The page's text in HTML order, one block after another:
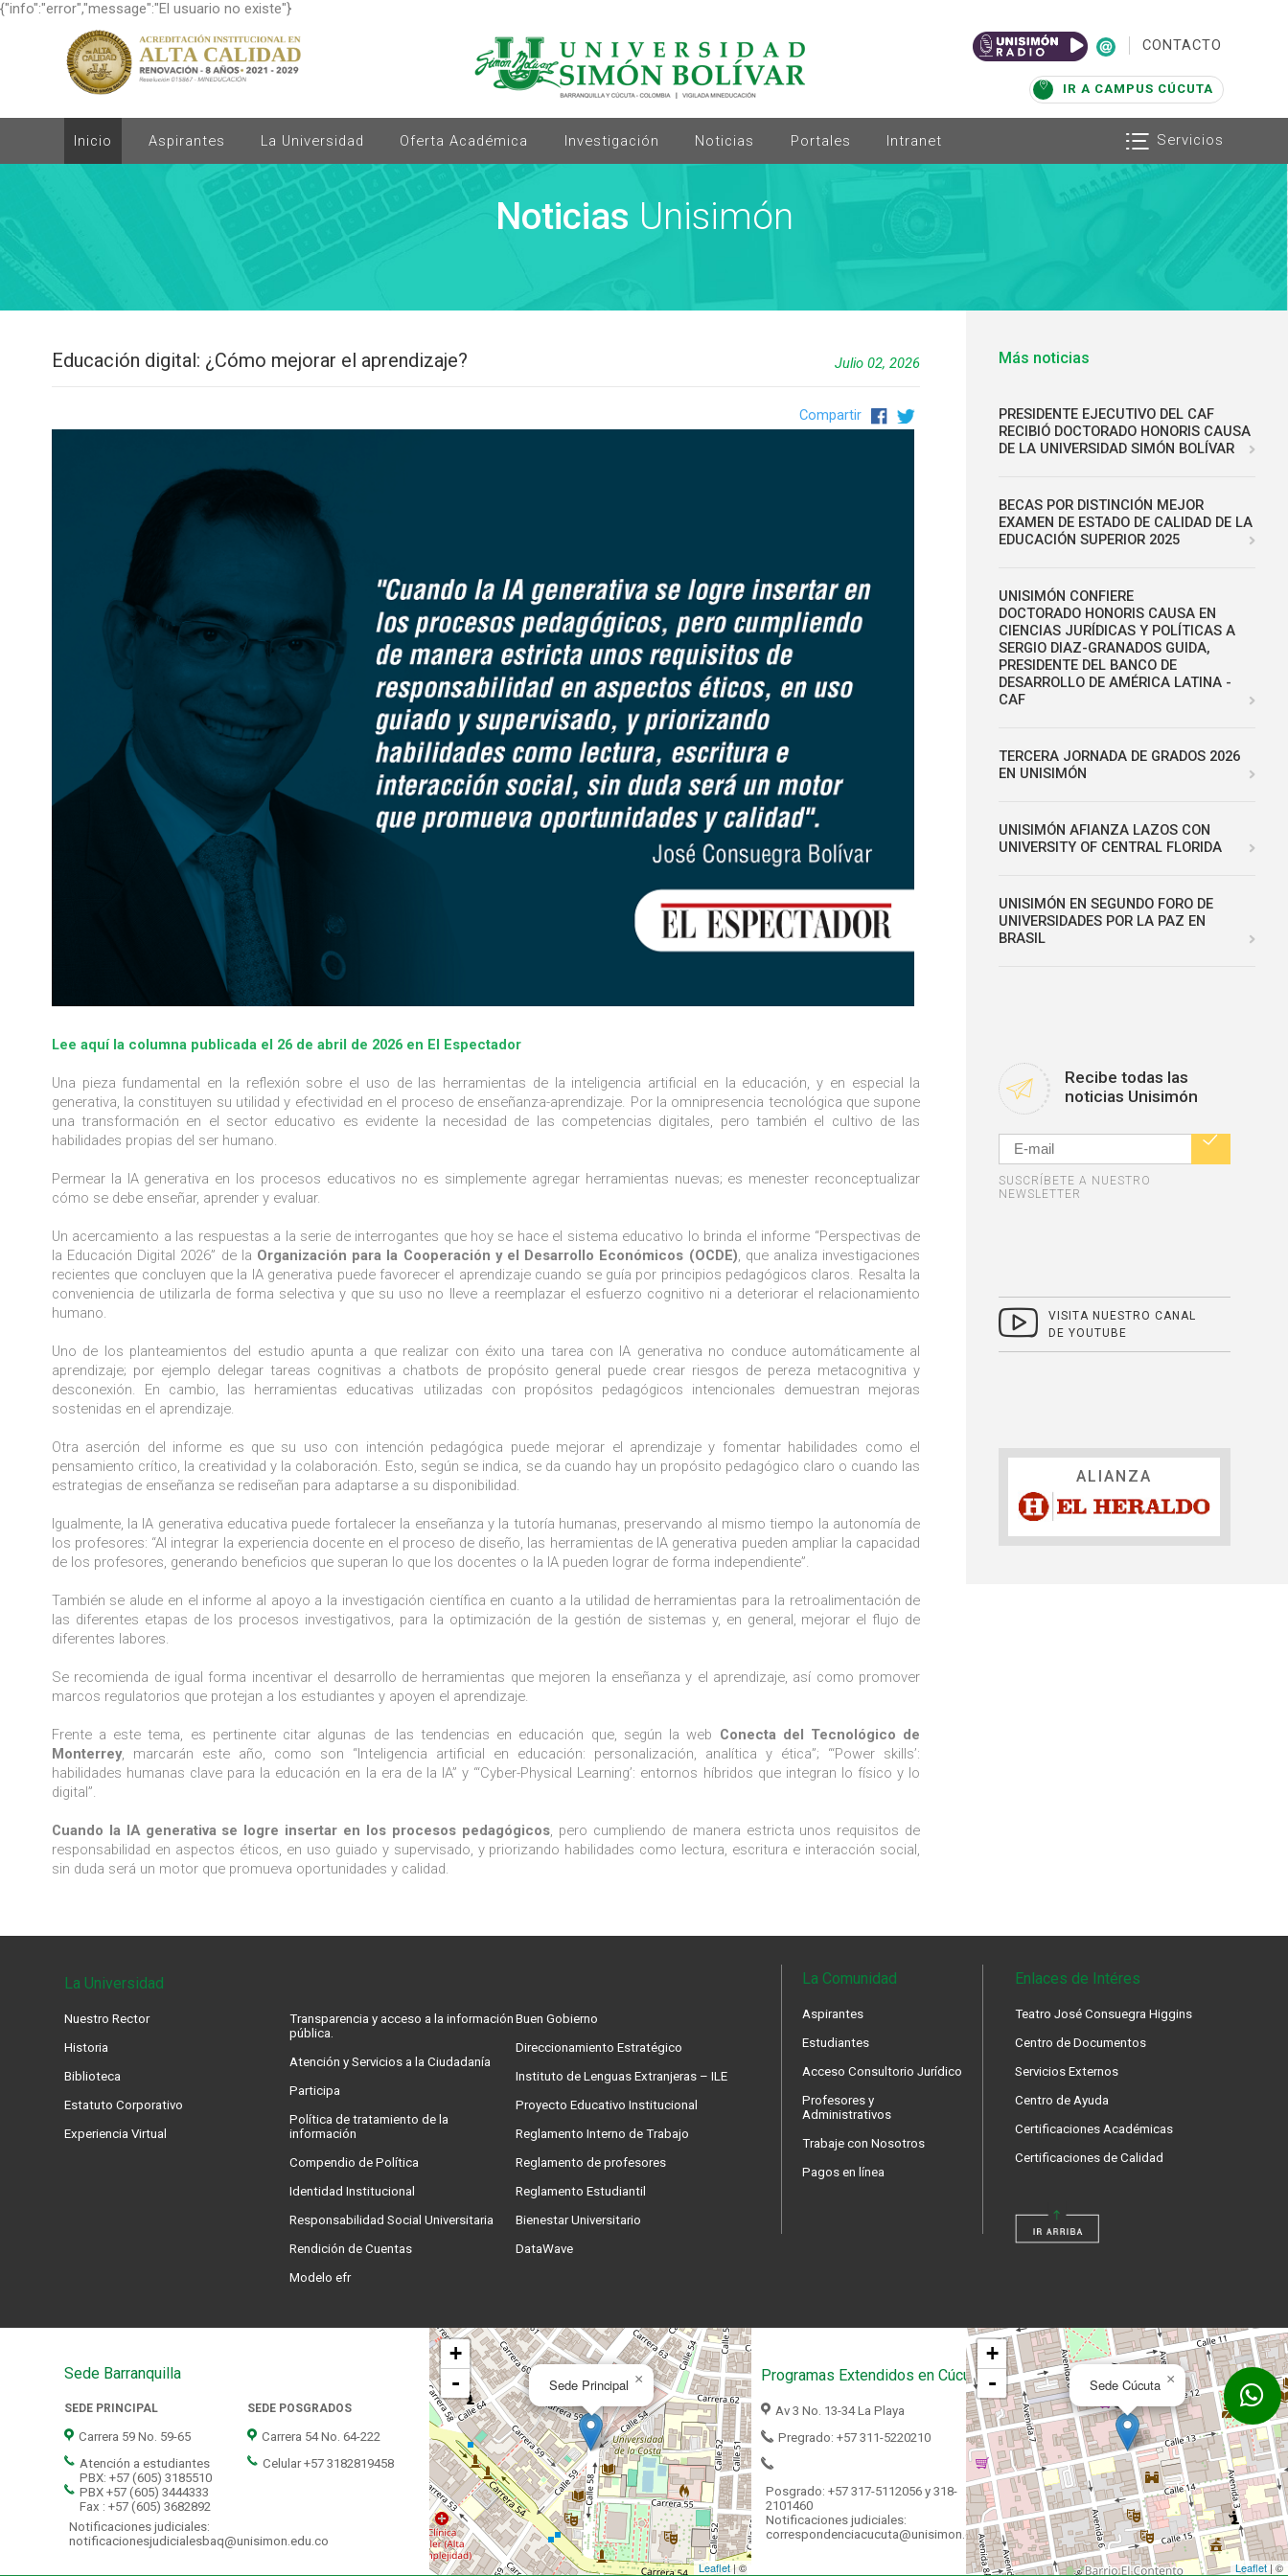
{"info":"error","message":"El usuario no existe"}
| CONTACTO
IR A CAMPUS CÚCUTA
Inicio Aspirantes La Universidad Oferta Académica Investigación Noticias Portales Intranet Servicios
Noticias Unisimón
Educación digital: ¿Cómo mejorar el aprendizaje? Julio 02, 2026
Compartir
Lee aquí la columna publicada el 26 de abril de 2026 en El Espectador
Una pieza fundamental en la reflexión sobre el uso de las herramientas de la inteligencia artificial en la educación, y en especial la
generativa, la constituyen su utilidad y efectividad en el proceso de enseñanza-aprendizaje. Por la omnipresencia tecnológica que supone
una transformación en el sector educativo es evidente la necesidad de las competencias digitales, pero también el cultivo de las
habilidades propias del ser humano.
Permear la IA generativa en los procesos educativos no es simplemente agregar herramientas nuevas; es menester reconceptualizar
cómo se debe enseñar, aprender y evaluar.
Un acercamiento a las respuestas a la serie de interrogantes que hoy se hace el sistema educativo lo brinda el informe “Perspectivas de
la Educación Digital 2026” de la Organización para la Cooperación y el Desarrollo Económicos (OCDE), que analiza investigaciones
recientes que concluyen que la IA generativa puede favorecer el aprendizaje cuando se guía por principios pedagógicos claros. Resalta la
conveniencia de utilizarla de forma selectiva y que su uso no lleve a reemplazar el esfuerzo cognitivo ni a deteriorar el relacionamiento
humano.
Uno de los planteamientos del estudio apunta a que realizar con éxito una tarea con IA generativa no conduce automáticamente al
aprendizaje; por ejemplo delegar tareas cognitivas a chatbots de propósito general puede crear riesgos de pereza metacognitiva y
desconexión. En cambio, las herramientas educativas utilizadas con propósitos pedagógicos intencionales demuestran mejoras
sostenidas en el aprendizaje.
Otra aserción del informe es que su uso con intención pedagógica puede mejorar el aprendizaje y fomentar habilidades como el
pensamiento crítico, la creatividad y la colaboración. Esto, según se indica, se da cuando hay un propósito pedagógico claro o cuando las
estrategias de enseñanza se rediseñan para adaptarse a su disponibilidad.
Igualmente, la IA generativa educativa puede fortalecer la enseñanza y la tutoría humanas, preservando al mismo tiempo la autonomía de
los profesores: “Al integrar la experiencia docente en el proceso de diseño, las herramientas de IA generativa pueden ampliar la capacidad
de los profesores, generando beneficios que superan lo que los docentes o la IA pueden lograr de forma independiente”.
También se alude en el informe al apoyo a la investigación científica en cuanto a la utilidad de herramientas para la retroalimentación de
las diferentes etapas de los procesos investigativos, para la optimización de la gestión de sistemas y, en general, mejorar el flujo de
diferentes labores.
Se recomienda de igual forma incentivar el desarrollo de herramientas que mejoren la enseñanza y el aprendizaje, así como promover
marcos regulatorios que protejan a los estudiantes y apoyen el aprendizaje.
Frente a este tema, es pertinente citar algunas de las tendencias en educación que, según la web Conecta del Tecnológico de
Monterrey, marcarán este año, como son “Inteligencia artificial en educación: personalización, analítica y ética”; “‘Power skills’:
habilidades humanas clave para la educación en la era de la IA” y “‘Cyber-Physical Learning’: entornos híbridos que integran lo físico y lo
digital”.
Cuando la IA generativa se logre insertar en los procesos pedagógicos, pero cumpliendo de manera estricta unos requisitos de
responsabilidad en aspectos éticos, en uso guiado y supervisado, y priorizando habilidades como lectura, escritura e interacción social,
sin duda será un motor que promueva oportunidades y calidad.
Más noticias
PRESIDENTE EJECUTIVO DEL CAF
RECIBIÓ DOCTORADO HONORIS CAUSA
DE LA UNIVERSIDAD SIMÓN BOLÍVAR
BECAS POR DISTINCIÓN MEJOR
EXAMEN DE ESTADO DE CALIDAD DE LA
EDUCACIÓN SUPERIOR 2025
UNISIMÓN CONFIERE
DOCTORADO HONORIS CAUSA EN
CIENCIAS JURÍDICAS Y POLÍTICAS A
SERGIO DIAZ-GRANADOS GUIDA,
PRESIDENTE DEL BANCO DE
DESARROLLO DE AMÉRICA LATINA -
CAF
TERCERA JORNADA DE GRADOS 2026
EN UNISIMÓN
UNISIMÓN AFIANZA LAZOS CON
UNIVERSITY OF CENTRAL FLORIDA
UNISIMÓN EN SEGUNDO FORO DE
UNIVERSIDADES POR LA PAZ EN
BRASIL
Recibe todas las
noticias Unisimón
SUSCRÍBETE A NUESTRO
NEWSLETTER
VISITA NUESTRO CANAL
DE YOUTUBE
ALIANZA
La Universidad
Nuestro Rector
Historia
Biblioteca
Estatuto Corporativo
Experiencia Virtual
Transparencia y acceso a la información
pública.
Atención y Servicios a la Ciudadanía
Participa
Política de tratamiento de la
información
Compendio de Política
Identidad Institucional
Responsabilidad Social Universitaria
Rendición de Cuentas
Modelo efr
Buen Gobierno
Direccionamiento Estratégico
Instituto de Lenguas Extranjeras – ILE
Proyecto Educativo Institucional
Reglamento Interno de Trabajo
Reglamento de profesores
Reglamento Estudiantil
Bienestar Universitario
DataWave
La Comunidad
Aspirantes
Estudiantes
Acceso Consultorio Jurídico
Profesores y
Administrativos
Trabaje con Nosotros
Pagos en línea
Enlaces de Intéres
Teatro José Consuegra Higgins
Centro de Documentos
Servicios Externos
Centro de Ayuda
Certificaciones Académicas
Certificaciones de Calidad
Sede Barranquilla
SEDE PRINCIPAL
Carrera 59 No. 59-65
Atención a estudiantes
PBX: +57 (605) 3185510
PBX +57 (605) 3444333
Fax : +57 (605) 3682892
Notificaciones judiciales:
notificacionesjudicialesbaq@unisimon.edu.co
SEDE POSGRADOS
Carrera 54 No. 64-222
Celular +57 3182819458
×
Sede Principal
+
-
Leaflet| ©
Programas Extendidos en Cúcuta
Av 3 No. 13-34 La Playa
Pregrado: +57 311-5220210
Posgrado: +57 317-5112056 y 318-
2101460
Notificaciones judiciales:
correspondenciacucuta@unisimon.edu.co
×
Sede Cúcuta
+
-
Leaflet | ©